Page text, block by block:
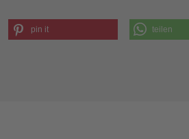
pin it teilen